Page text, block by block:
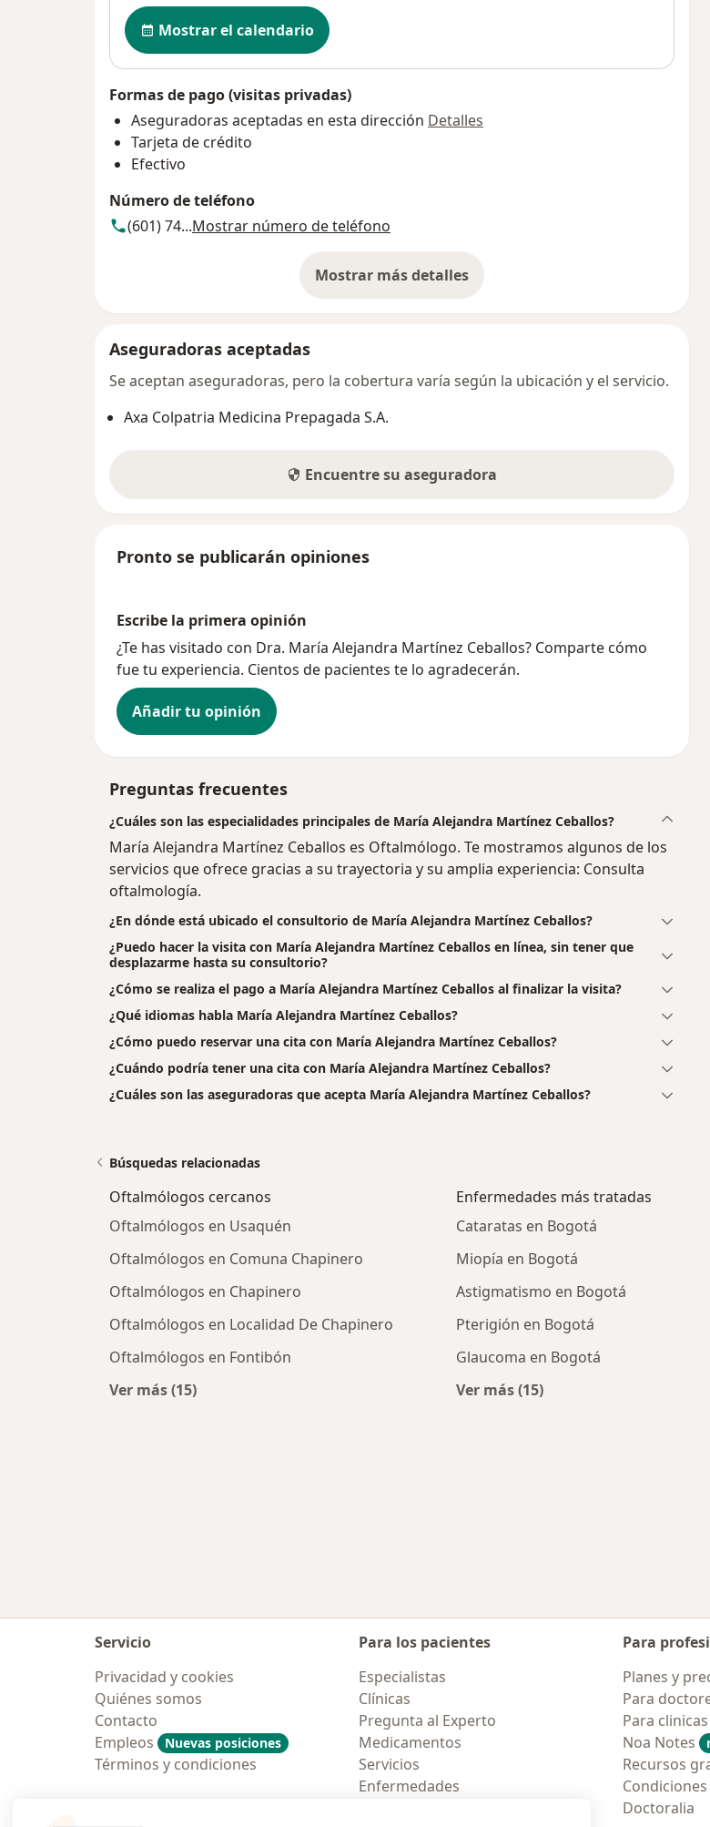
Disponibilidad
Mostrar el calendario
Formas de pago (visitas privadas)
Aseguradoras aceptadas en esta dirección Detalles
Tarjeta de crédito
Efectivo
Número de teléfono
(601) 74...Mostrar número de teléfono
Mostrar más detalles
sobre la dirección
Aseguradoras aceptadas
Se aceptan aseguradoras, pero la cobertura varía según la ubicación y el servicio.
Axa Colpatria Medicina Prepagada S.A.
Encuentre su aseguradora
Pronto se publicarán opiniones
Escribe la primera opinión
¿Te has visitado con Dra. María Alejandra Martínez Ceballos? Comparte cómo
fue tu experiencia. Cientos de pacientes te lo agradecerán.
Añadir tu opinión
Preguntas frecuentes
¿Cuáles son las especialidades principales de María Alejandra Martínez Ceballos?
María Alejandra Martínez Ceballos es Oftalmólogo. Te mostramos algunos de los
servicios que ofrece gracias a su trayectoria y su amplia experiencia: Consulta
oftalmología.
¿En dónde está ubicado el consultorio de María Alejandra Martínez Ceballos?
¿Puedo hacer la visita con María Alejandra Martínez Ceballos en línea, sin tener que
desplazarme hasta su consultorio?
¿Cómo se realiza el pago a María Alejandra Martínez Ceballos al finalizar la visita?
¿Qué idiomas habla María Alejandra Martínez Ceballos?
¿Cómo puedo reservar una cita con María Alejandra Martínez Ceballos?
¿Cuándo podría tener una cita con María Alejandra Martínez Ceballos?
¿Cuáles son las aseguradoras que acepta María Alejandra Martínez Ceballos?
Búsquedas relacionadas
Oftalmólogos cercanos
Oftalmólogos en Usaquén
Oftalmólogos en Comuna Chapinero
Oftalmólogos en Chapinero
Oftalmólogos en Localidad De Chapinero
Oftalmólogos en Fontibón
Ver más (15)
Enfermedades más tratadas
Cataratas en Bogotá
Miopía en Bogotá
Astigmatismo en Bogotá
Pterigión en Bogotá
Glaucoma en Bogotá
Ver más (15)
Servicio
Privacidad y cookies
Quiénes somos
Contacto
Empleos
Nuevas posiciones
Términos y condiciones
Para los pacientes
Especialistas
Clínicas
Pregunta al Experto
Medicamentos
Servicios
Enfermedades
Para
Planes y
Para
Para clinicas
Noa Notes
Recursos
Doctoralia